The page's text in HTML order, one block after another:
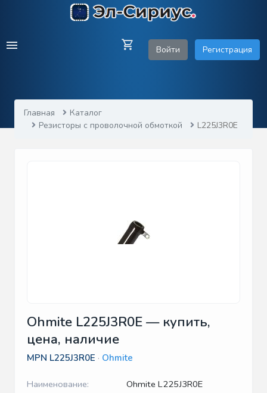
Войти Регистрация
Главная
Каталог
Резисторы с проволочной обмоткой
L225J3R0E
Ohmite L225J3R0E — купить,
цена, наличие
MPN L225J3R0E · Ohmite
Наименование:
Ohmite L225J3R0E